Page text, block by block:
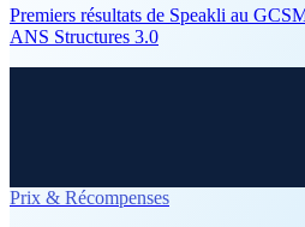
Premiers résultats de Speakli au
ANS Structures 3.0
Prix & Récompenses